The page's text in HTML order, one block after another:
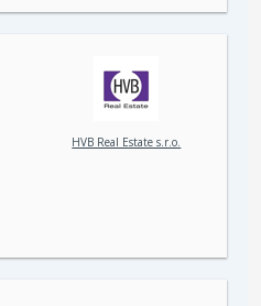
HVB Real Estate s.r.o.